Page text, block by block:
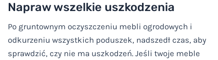
Napraw wszelkie uszkodzenia
Po gruntownym oczyszczeniu mebli ogrodowych i
odkurzeniu wszystkich poduszek, nadszedł czas, aby
sprawdzić, czy nie ma uszkodzeń. Jeśli twoje meble